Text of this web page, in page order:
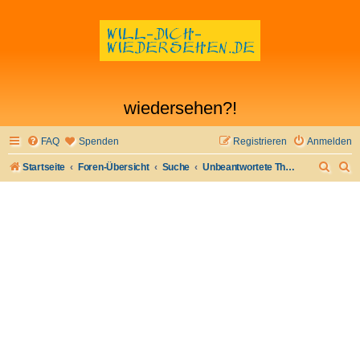
wiedersehen?!
FAQ Spenden Anmelden
Registrieren
Startseite Foren-Übersicht Suche Unbeantwortete Themen